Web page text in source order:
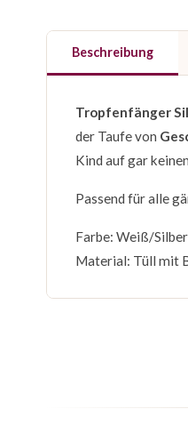
Beschreibung
Tropfenfänger
der Taufe von
Kind auf gar
Passend für alle
Farbe: Weiß/Silber
Material: Tüll mit